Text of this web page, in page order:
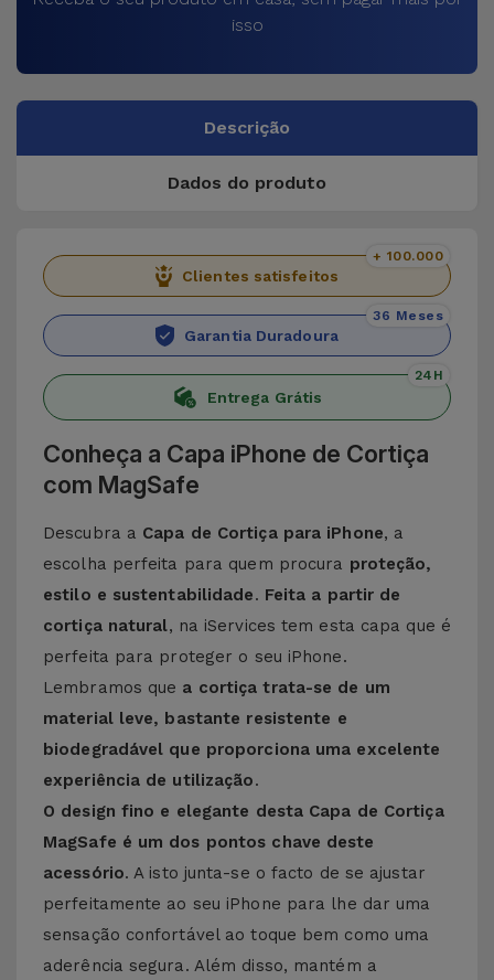
isso
Descrição
Dados do produto
Clientes satisfeitos
+ 100.000
Garantia Duradoura
36 Meses
Entrega Grátis
24H
Conheça a Capa iPhone de Cortiça
com MagSafe
Descubra a Capa de Cortiça para iPhone, a
escolha perfeita para quem procura proteção,
estilo e sustentabilidade. Feita a partir de
cortiça natural, na iServices tem esta capa que é
perfeita para proteger o seu iPhone.
Lembramos que a cortiça trata-se de um
material leve, bastante resistente e
biodegradável que proporciona uma excelente
experiência de utilização.
O design fino e elegante desta Capa de Cortiça
MagSafe é um dos pontos chave deste
acessório. A isto junta-se o facto de se ajustar
perfeitamente ao seu iPhone para lhe dar uma
sensação confortável ao toque bem como uma
aderência segura. Além disso, mantém a